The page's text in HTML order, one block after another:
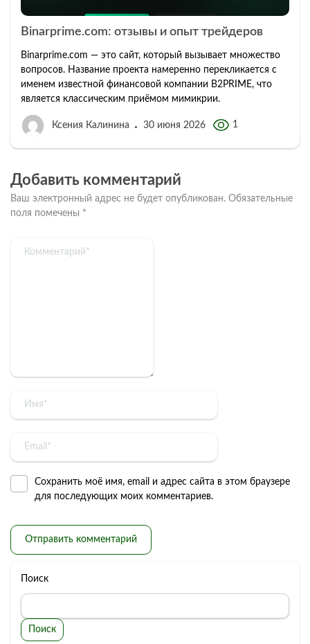
Binarprime.com: отзывы и опыт трейдеров
Binarprime.com — это сайт, который вызывает множество
вопросов. Название проекта намеренно перекликается с
именем известной финансовой компании B2PRIME, что
является классическим приёмом мимикрии.
Ксения Калинина 30 июня 2026 1
Добавить комментарий
Ваш электронный адрес не будет опубликован. Обязательные
поля помечены *
Сохранить моё имя, email и адрес сайта в этом браузере
для последующих моих комментариев.
Поиск
Поиск